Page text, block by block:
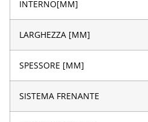
INTERNO[MM]
LARGHEZZA [MM]
SPESSORE [MM]
SISTEMA FRENANTE